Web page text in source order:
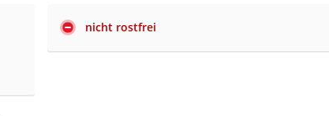
nicht rostfrei